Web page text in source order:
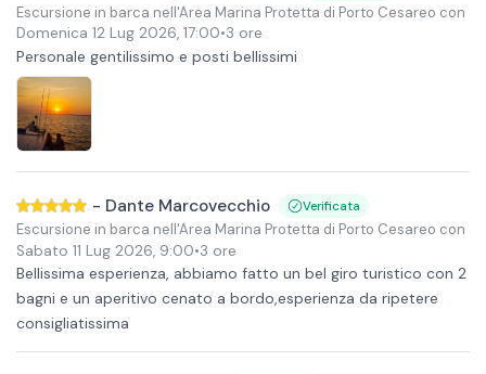
Escursione in barca nell'Area Marina Protetta di Porto Cesareo con
Domenica 12 Lug 2026, 17:00•3 ore
Personale gentilissimo e posti bellissimi
- Dante Marcovecchio Verificata
Escursione in barca nell'Area Marina Protetta di Porto Cesareo con
Sabato 11 Lug 2026, 9:00•3 ore
Bellissima esperienza, abbiamo fatto un bel giro turistico con 2
bagni e un aperitivo cenato a bordo,esperienza da ripetere
consigliatissima